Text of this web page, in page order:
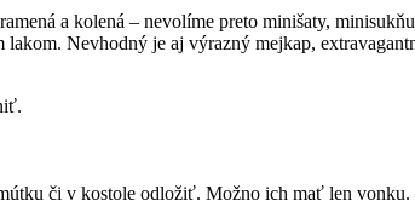
a kolená – nevolíme preto minišaty,
Nevhodný je aj výrazný mejkap,
či v kostole odložiť. Možno ich mať len vonku.